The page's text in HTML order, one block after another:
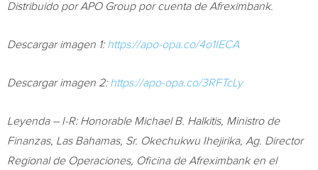
Distribuido por APO Group por cuenta de Afreximbank.
Descargar imagen 1:https://apo-opa.co/4o1IECA
Descargar imagen 2:https://apo-opa.co/3RFTcLy
Leyenda – I-R: Honorable Michael B. Halkitis, Ministro de
Finanzas, Las Bahamas, Sr. Okechukwu Ihejirika, Ag. Director
Regional de Operaciones, Oficina de Afreximbank en el